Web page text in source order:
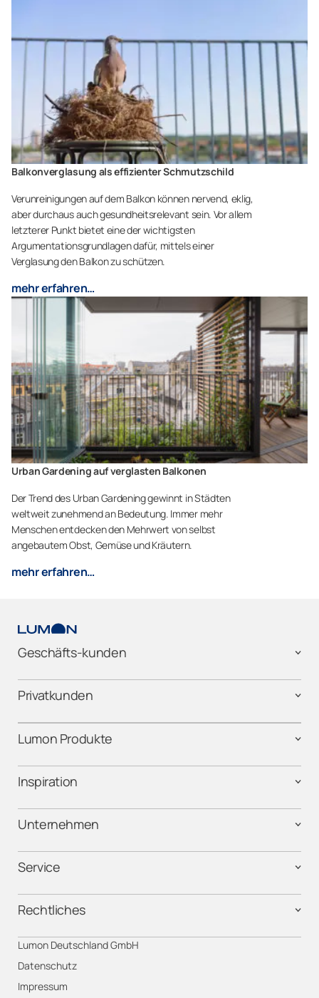
Balkonverglasung als effizienter Schmutzschild
Verunreinigungen auf dem Balkon können nervend, eklig,
aber durchaus auch gesundheitsrelevant sein. Vor allem
letzterer Punkt bietet eine der wichtigsten
Argumentationsgrundlagen dafür, mittels einer
Verglasung den Balkon zu schützen.
mehr erfahren…
Urban Gardening auf verglasten Balkonen
Der Trend des Urban Gardening gewinnt in Städten
weltweit zunehmend an Bedeutung. Immer mehr
Menschen entdecken den Mehrwert von selbst
angebautem Obst, Gemüse und Kräutern.
mehr erfahren…
Geschäfts-kunden
Privatkunden
Lumon Produkte
Inspiration
Unternehmen
Service
Rechtliches
Lumon Deutschland GmbH
Datenschutz
Impressum